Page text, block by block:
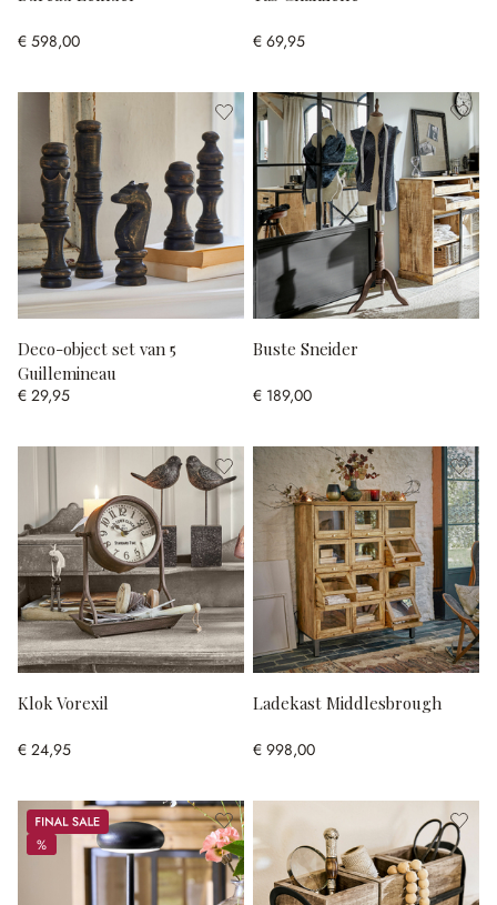
€ 598,00 € 69,95
Deco-object set van 5
Guillemineau
€ 29,95
Buste Sneider
€ 189,00
Klok Vorexil
€ 24,95
Ladekast Middlesbrough
€ 998,00
Sale
%
%